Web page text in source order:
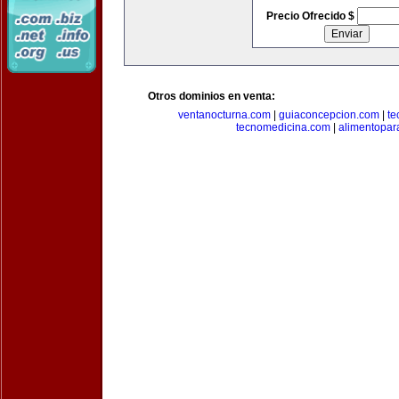
Precio Ofrecido $
Otros dominios en venta:
ventanocturna.com| guiaconcepcion.com|
tecnomedicina.com|